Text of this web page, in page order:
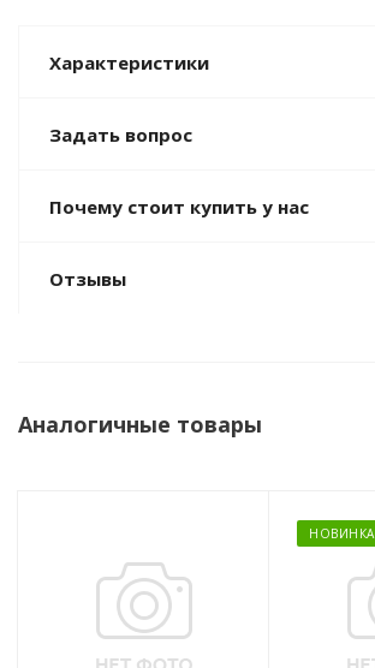
Характеристики
Задать вопрос
Почему стоит купить у нас
Отзывы
Аналогичные товары
НОВИНКА